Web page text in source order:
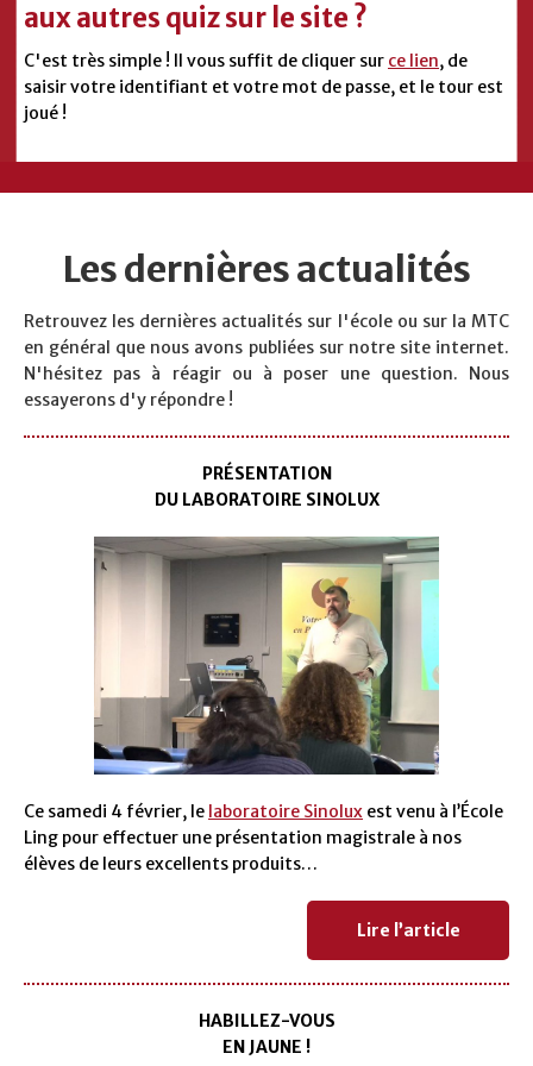
aux autres quiz sur le site ?
C'est très simple ! Il vous suffit de cliquer sur ce lien, de
saisir votre identifiant et votre mot de passe, et le tour est
joué !
Les dernières actualités
Retrouvez les dernières actualités sur l'école ou sur la MTC
en général que nous avons publiées sur notre site internet.
N'hésitez pas à réagir ou à poser une question. Nous
essayerons d'y répondre !
PRÉSENTATION
DU LABORATOIRE SINOLUX
Ce samedi 4 février, le laboratoire Sinolux est venu à l’École
Ling pour effectuer une présentation magistrale à nos
élèves de leurs excellents produits…
Lire l’article
HABILLEZ-VOUS
EN JAUNE !